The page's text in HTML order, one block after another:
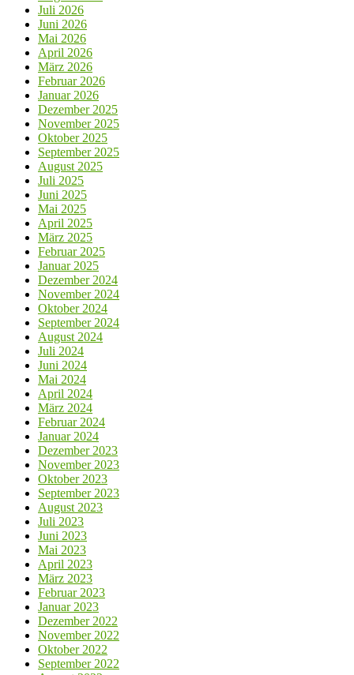
Juli 2026
Juni 2026
Mai 2026
April 2026
März 2026
Februar 2026
Januar 2026
Dezember 2025
November 2025
Oktober 2025
September 2025
August 2025
Juli 2025
Juni 2025
Mai 2025
April 2025
März 2025
Februar 2025
Januar 2025
Dezember 2024
November 2024
Oktober 2024
September 2024
August 2024
Juli 2024
Juni 2024
Mai 2024
April 2024
März 2024
Februar 2024
Januar 2024
Dezember 2023
November 2023
Oktober 2023
September 2023
August 2023
Juli 2023
Juni 2023
Mai 2023
April 2023
März 2023
Februar 2023
Januar 2023
Dezember 2022
November 2022
Oktober 2022
September 2022